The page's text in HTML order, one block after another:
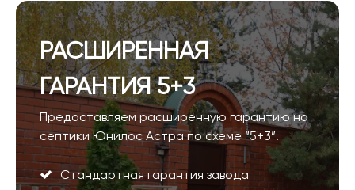
РАСШИРЕННАЯ
ГАРАНТИЯ 5+3
Предоставляем расширенную гарантию на
септики Юнилос Астра по схеме “5+3”.
Стандартная гарантия завода